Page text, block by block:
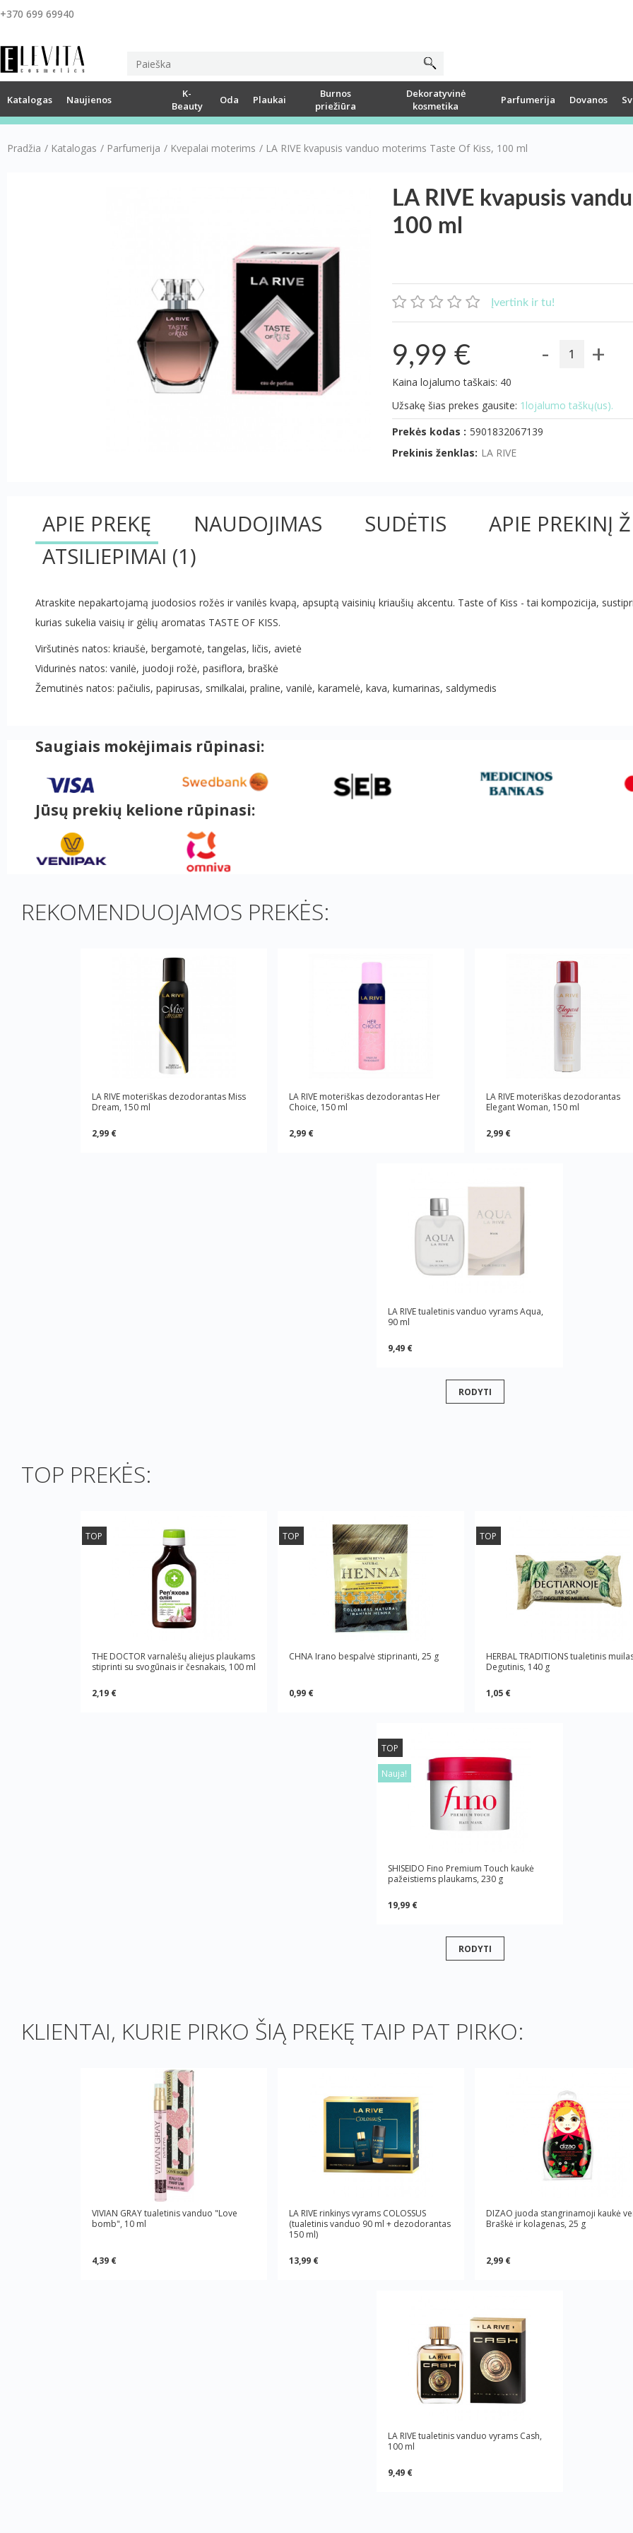
+370 699 69940
Katalogas Naujienos
K-
Beauty
Oda Plaukai
Burnos
priežiūra
Dekoratyvinė
kosmetika
Parfumerija Dovanos
Pradžia / Katalogas / Parfumerija / Kvepalai moterims / LA RIVE kvapusis vanduo moterims Taste Of Kiss, 100 ml
LA RIVE kvapusis
100 ml
Įvertink ir tu!
9,99 € - +
Kaina lojalumo taškais: 40
Užsakę šias prekes gausite: 1lojalumo taškų(us).
Prekės kodas : 5901832067139
Prekinis ženklas: LA RIVE
APIE PREKĘ NAUDOJIMAS SUDĖTIS
APIE PREKINĮ
ATSILIEPIMAI (1)
Atraskite nepakartojamą juodosios rožės ir vanilės kvapą, apsuptą vaisinių kriaušių akcentu. Taste of Kiss - tai kompozicija,
kurias sukelia vaisių ir gėlių aromatas TASTE OF KISS.
Viršutinės natos: kriaušė, bergamotė, tangelas, ličis, avietė
Vidurinės natos: vanilė, juodoji rožė, pasiflora, braškė
Žemutinės natos: pačiulis, papirusas, smilkalai, praline, vanilė, karamelė, kava, kumarinas, saldymedis
Saugiais mokėjimais rūpinasi:
Jūsų prekių kelione rūpinasi:
REKOMENDUOJAMOS PREKĖS:
LA RIVE moteriškas dezodorantas Miss
Dream, 150 ml
2,99 €
LA RIVE moteriškas dezodorantas Her
Choice, 150 ml
2,99 €
LA RIVE moteriškas dezodorantas
Elegant Woman, 150 ml
2,99 €
LA RIVE tualetinis vanduo vyrams Aqua,
90 ml
9,49 €
RODYTI
TOP PREKĖS:
TOP
THE DOCTOR varnalėšų aliejus plaukams
stiprinti su svogūnais ir česnakais, 100 ml
2,19 €
TOP
CHNA Irano bespalvė stiprinanti, 25 g
0,99 €
TOP
HERBAL TRADITIONS tualetinis
Degutinis, 140 g
1,05 €
TOP
Nauja!
SHISEIDO Fino Premium Touch kaukė
pažeistiems plaukams, 230 g
19,99 €
RODYTI
KLIENTAI, KURIE PIRKO ŠIĄ PREKĘ TAIP PAT PIRKO:
VIVIAN GRAY tualetinis vanduo "Love
bomb", 10 ml
4,39 €
LA RIVE rinkinys vyrams COLOSSUS
(tualetinis vanduo 90 ml + dezodorantas
150 ml)
13,99 €
DIZAO juoda stangrinamoji kaukė
Braškė ir kolagenas, 25 g
2,99 €
LA RIVE tualetinis vanduo vyrams Cash,
100 ml
9,49 €